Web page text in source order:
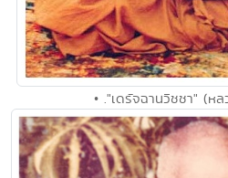
• ."เดรัจฉานวิชชา" (ห